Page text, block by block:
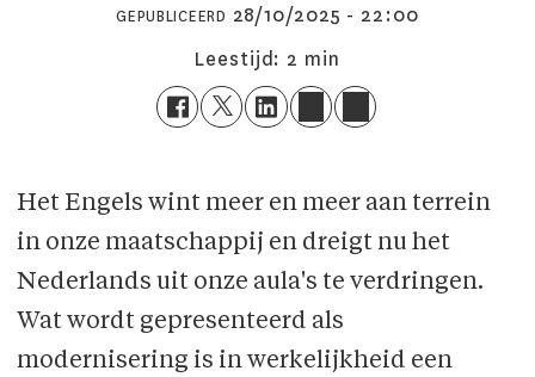
GEPUBLICEERD
28/10/2025 - 22:00
Leestijd: 2 min
Het Engels wint meer en meer aan terrein
in onze maatschappij en dreigt nu het
Nederlands uit onze aula's te verdringen.
Wat wordt gepresenteerd als
modernisering is in werkelijkheid een